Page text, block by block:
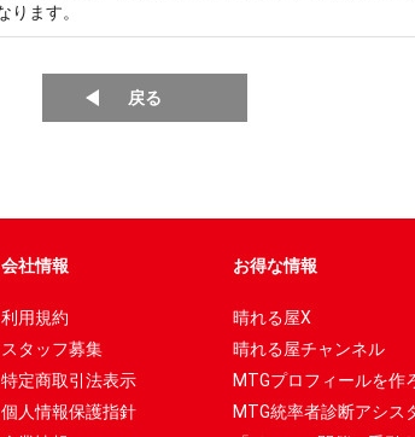
ります。
戻る
会社情報
利用規約
スタッフ募集
特定商取引法表示
個人情報保護指針
お得な情報
晴れる屋X
晴れる屋チャンネル
MTGプロフィールを作
MTG統率者診断アシス